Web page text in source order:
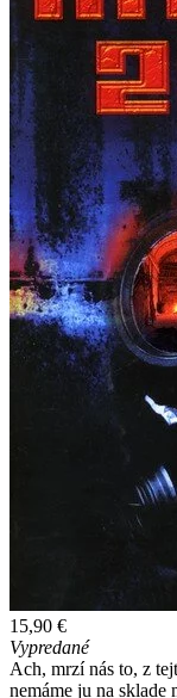
15,90 €
Vypredané
Ach, mrzí nás to, z
nemáme ju na